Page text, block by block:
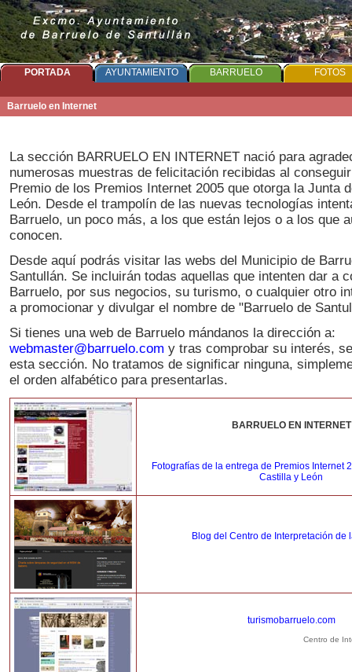
PORTADA AYUNTAMIENTO BARRUELO FOTOS
Barruelo en Internet
La sección BARRUELO EN INTERNET nació para
numerosas muestras de felicitación recibidas al
Premio de los Premios Internet 2005 que otorga la Junta
León. Desde el trampolín de las nuevas tecnologías
Barruelo, un poco más, a los que están lejos o a los que
conocen.
Desde aquí podrás visitar las webs del Municipio de
Santullán. Se incluirán todas aquellas que intenten dar a
Barruelo, por sus negocios, su turismo, o cualquier otro
a promocionar y divulgar el nombre de "Barruelo de
Si tienes una web de Barruelo mándanos la dirección a:
webmaster@barruelo.com y tras comprobar su interés,
esta sección. No tratamos de significar ninguna,
el orden alfabético para presentarlas.
BARRUELO EN INTERNET
Fotografías de la entrega de Premios Internet
Castilla y León
Blog del Centro de Interpretación de
turismobarruelo.com
Centro de